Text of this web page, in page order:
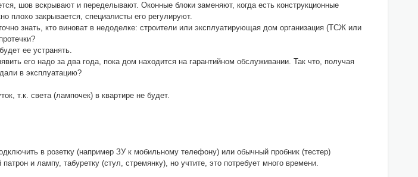
шов вскрывают и переделывают. Оконные блоки заменяют, когда есть конструкционные
плохо закрывается, специалисты его регулируют.
знать, кто виноват в недоделке: строители или эксплуатирующая дом организация (ТСЖ или
ее устранять.
его надо за два года, пока дом находится на гарантийном обслуживании. Так что, получая
в эксплуатацию?
т.к. света (лампочек) в квартире не будет.
в розетку (например ЗУ к мобильному телефону) или обычный пробник (тестер)
и лампу, табуретку (стул, стремянку), но учтите, это потребует много времени.